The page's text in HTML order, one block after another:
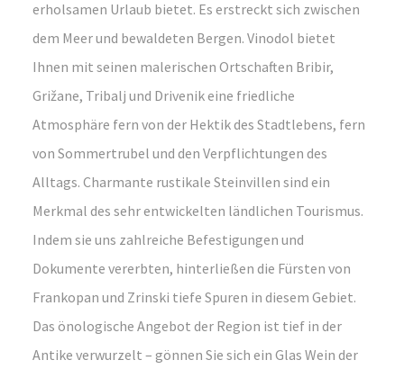
erholsamen Urlaub bietet. Es erstreckt sich zwischen
dem Meer und bewaldeten Bergen. Vinodol bietet
Ihnen mit seinen malerischen Ortschaften Bribir,
Grižane, Tribalj und Drivenik eine friedliche
Atmosphäre fern von der Hektik des Stadtlebens, fern
von Sommertrubel und den Verpflichtungen des
Alltags. Charmante rustikale Steinvillen sind ein
Merkmal des sehr entwickelten ländlichen Tourismus.
Indem sie uns zahlreiche Befestigungen und
Dokumente vererbten, hinterließen die Fürsten von
Frankopan und Zrinski tiefe Spuren in diesem Gebiet.
Das önologische Angebot der Region ist tief in der
Antike verwurzelt – gönnen Sie sich ein Glas Wein der